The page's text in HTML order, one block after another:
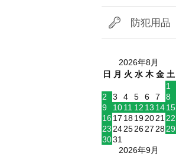
防犯用品
2026年8月
日
月 火 水 木 金 土
1
2
3 4 5 6 7
8
9
1011 12 13 1415
16 17 18192021 22
23 24252627 2829
3031
2026年9月